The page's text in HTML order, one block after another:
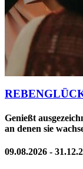
Genießt
an denen sie
09.08.2026 -